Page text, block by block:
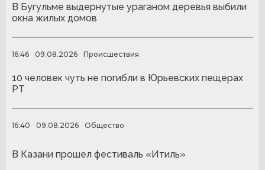
В Бугульме выдернутые ураганом деревья выбили
окна жилых домов
16:46 09.08.2026 Происшествия
10 человек чуть не погибли в Юрьевских пещерах
РТ
16:40 09.08.2026 Общество
В Казани прошел фестиваль «Итиль»